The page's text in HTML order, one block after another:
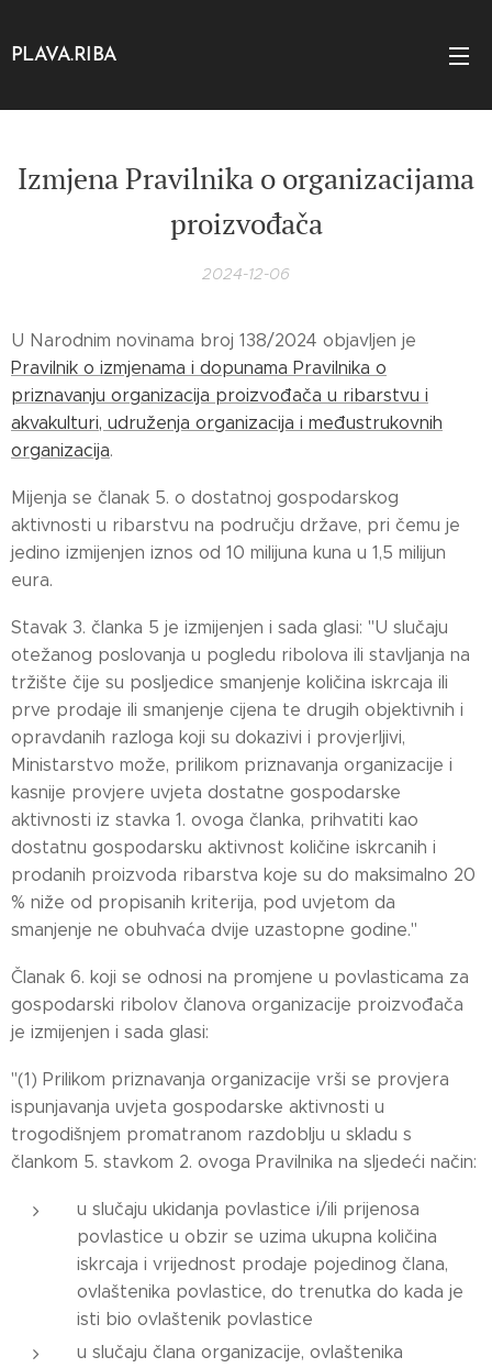
PLAVA.RIBA
Izmjena Pravilnika o organizacijama
proizvođača
2024-12-06
U Narodnim novinama broj 138/2024 objavljen je
Pravilnik o izmjenama i dopunama Pravilnika o
priznavanju organizacija proizvođača u ribarstvu i
akvakulturi, udruženja organizacija i međustrukovnih
organizacija.
Mijenja se članak 5. o dostatnoj gospodarskog
aktivnosti u ribarstvu na području države, pri čemu je
jedino izmijenjen iznos od 10 milijuna kuna u 1,5 milijun
eura.
Stavak 3. članka 5 je izmijenjen i sada glasi: "U slučaju
otežanog poslovanja u pogledu ribolova ili stavljanja na
tržište čije su posljedice smanjenje količina iskrcaja ili
prve prodaje ili smanjenje cijena te drugih objektivnih i
opravdanih razloga koji su dokazivi i provjerljivi,
Ministarstvo može, prilikom priznavanja organizacije i
kasnije provjere uvjeta dostatne gospodarske
aktivnosti iz stavka 1. ovoga članka, prihvatiti kao
dostatnu gospodarsku aktivnost količine iskrcanih i
prodanih proizvoda ribarstva koje su do maksimalno 20
% niže od propisanih kriterija, pod uvjetom da
smanjenje ne obuhvaća dvije uzastopne godine."
Članak 6. koji se odnosi na promjene u povlasticama za
gospodarski ribolov članova organizacije proizvođača
je izmijenjen i sada glasi:
"(1) Prilikom priznavanja organizacije vrši se provjera
ispunjavanja uvjeta gospodarske aktivnosti u
trogodišnjem promatranom razdoblju u skladu s
člankom 5. stavkom 2. ovoga Pravilnika na sljedeći način:
u slučaju ukidanja povlastice i/ili prijenosa
povlastice u obzir se uzima ukupna količina
iskrcaja i vrijednost prodaje pojedinog člana,
ovlaštenika povlastice, do trenutka do kada je
isti bio ovlaštenik povlastice
u slučaju člana organizacije, ovlaštenika